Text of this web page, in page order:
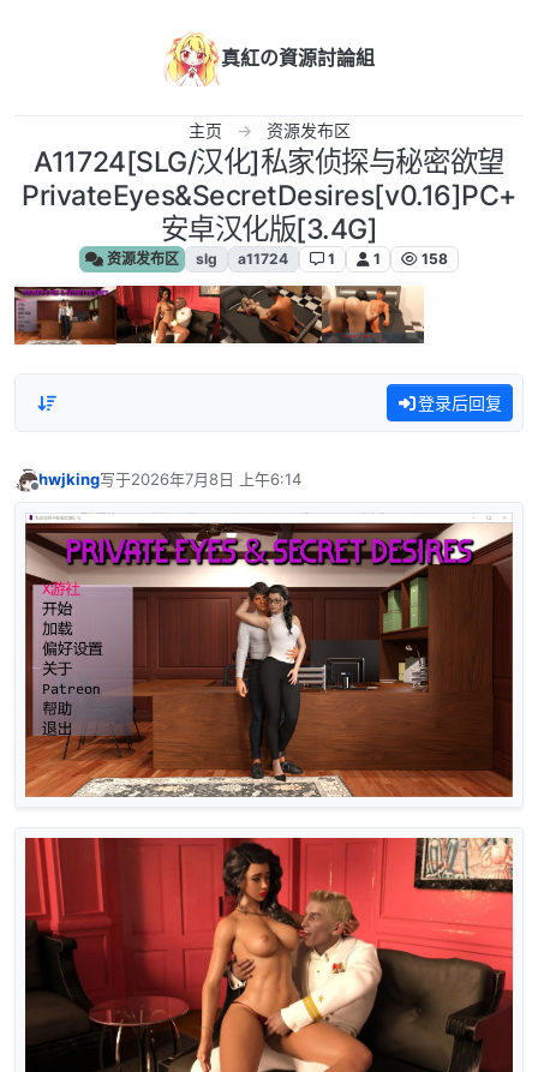
真紅の資源討論組
主页 资源发布区
A11724[SLG/汉化]私家侦探与秘密欲望
PrivateEyes&SecretDesires[v0.16]PC+
安卓汉化版[3.4G]
资源发布区 slg a11724 1 1 158
登录后回复
hwjking写于2026年7月8日 上午6:14
最后由 编辑